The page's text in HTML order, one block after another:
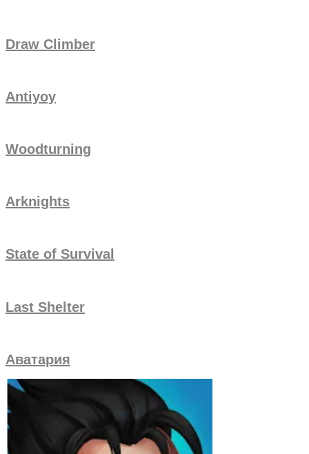
Draw Climber
Antiyoy
Woodturning
Arknights
State of Survival
Last Shelter
Аватария